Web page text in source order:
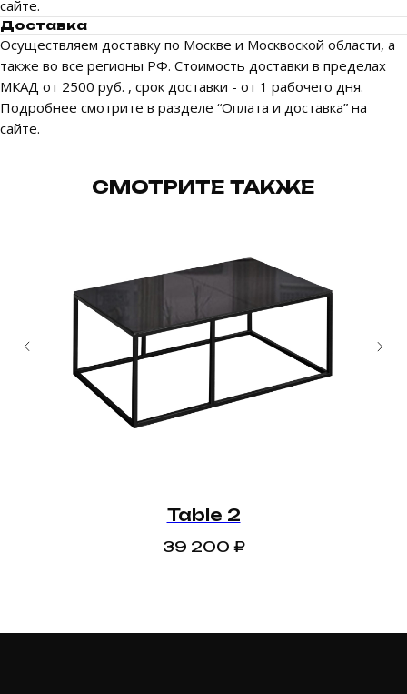
сайте.
Доставка
Осуществляем доставку по Москве и Москвоской области, а
также во все регионы РФ. Стоимость доставки в пределах
МКАД от 2500 руб. , срок доставки - от 1 рабочего дня.
Подробнее смотрите в разделе “Оплата и доставка” на
сайте.
СМОТРИТЕ ТАКЖЕ
Table 2
39 200 ₽
Подробнее
для наших клиентов
PRIVATEПРОГРАММА
РАСЧИТАЙТЕ ПЛАТЕЖ
В РАССРОЧКУ